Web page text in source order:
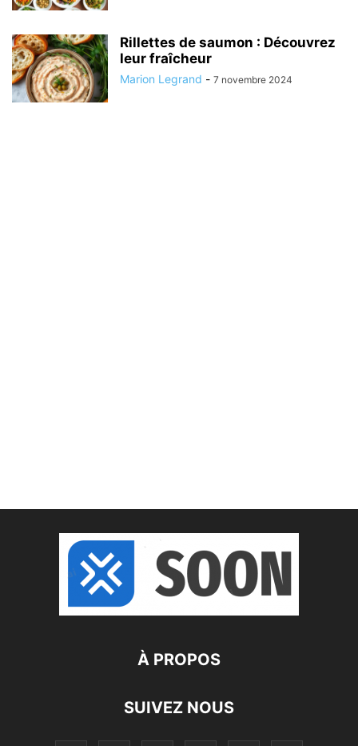
Rillettes de saumon : Découvrez
leur fraîcheur
Marion Legrand - 7 novembre 2024
À PROPOS
SUIVEZ NOUS